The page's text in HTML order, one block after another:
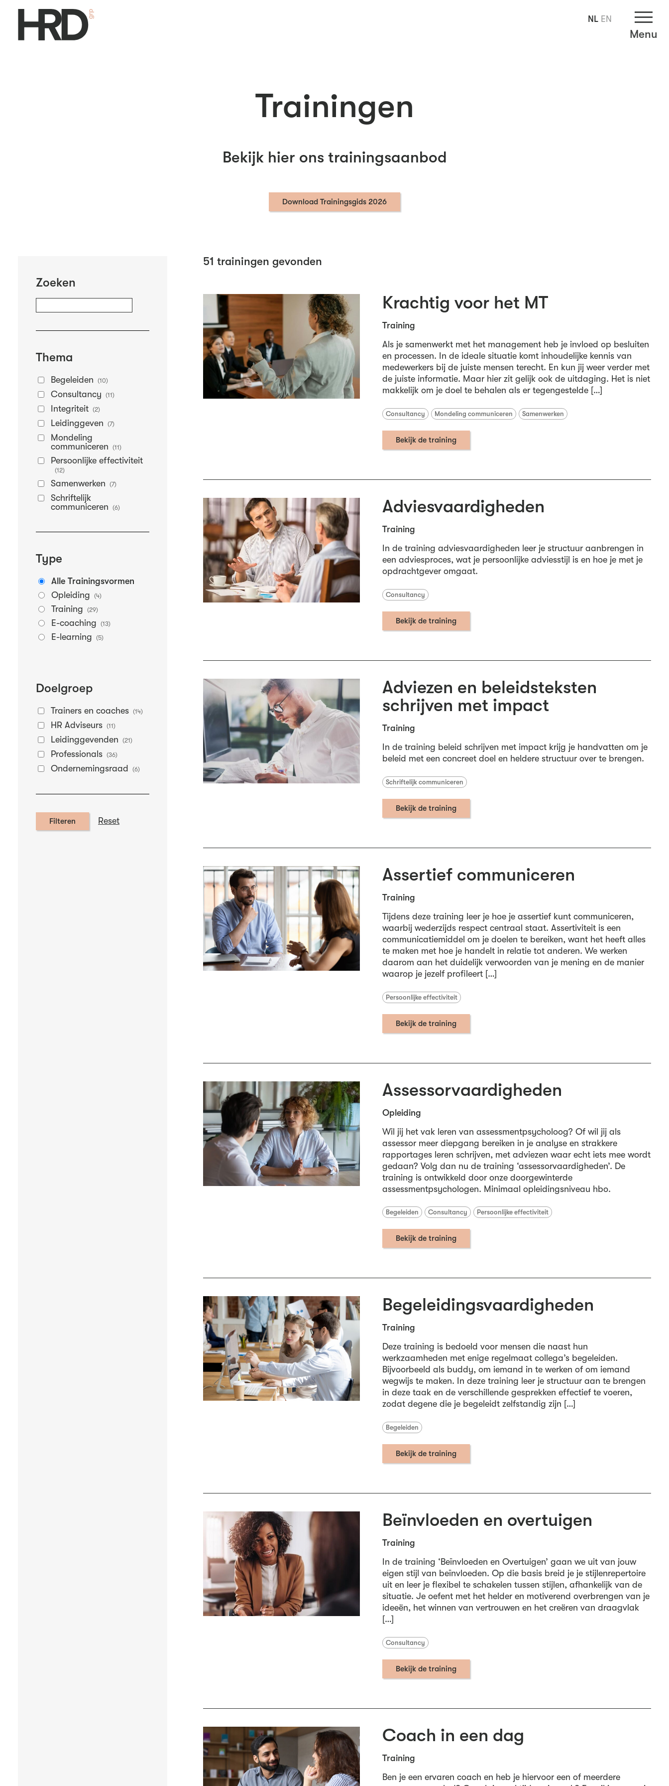
Menu
Trainingen
Bekijk hier ons trainingsaanbod
Download Trainingsgids 2026
Zoeken
Thema
Begeleiden (10)
Consultancy (11)
Integriteit (2)
Leidinggeven (7)
Mondeling
communiceren
(11)
Persoonlijke effectiviteit
(12)
Samenwerken (7)
Schriftelijk
communiceren
(6)
Type
Alle Trainingsvormen
Opleiding
(4)
Training (29)
E-coaching (13)
E-learning (5)
Doelgroep
Trainers en coaches (14)
HR Adviseurs (11)
Leidinggevenden (21)
Professionals (36)
Ondernemingsraad (6)
Reset
51 trainingen gevonden
Krachtig voor het MT
Training
Als je samenwerkt met het management heb je invloed op besluiten
en processen. In de ideale situatie komt inhoudelijke kennis van
medewerkers bij de juiste mensen terecht. En kun jij weer verder met
de juiste informatie. Maar hier zit gelijk ook de uitdaging. Het is niet
makkelijk om je doel te behalen als er tegengestelde […]
Consultancy Mondeling communiceren Samenwerken
Bekijk de training
Adviesvaardigheden
Training
In de training adviesvaardigheden leer je structuur aanbrengen in
een adviesproces, wat je persoonlijke adviesstijl is en hoe je met je
opdrachtgever omgaat.
Consultancy
Bekijk de training
Adviezen en beleidsteksten
schrijven met impact
Training
In de training beleid schrijven met impact krijg je handvatten om je
beleid met een concreet doel en heldere structuur over te brengen.
Schriftelijk communiceren
Bekijk de training
Assertief communiceren
Training
Tijdens deze training leer je hoe je assertief kunt communiceren,
waarbij wederzijds respect centraal staat. Assertiviteit is een
communicatiemiddel om je doelen te bereiken, want het heeft alles
te maken met hoe je handelt in relatie tot anderen. We werken
daarom aan het duidelijk verwoorden van je mening en de manier
waarop je jezelf profileert […]
Persoonlijke effectiviteit
Bekijk de training
Assessorvaardigheden
Opleiding
Wil jij het vak leren van assessmentpsycholoog? Of wil jij als
assessor meer diepgang bereiken in je analyse en strakkere
rapportages leren schrijven, met adviezen waar echt iets mee wordt
gedaan? Volg dan nu de training ‘assessorvaardigheden’. De
training is ontwikkeld door onze doorgewinterde
assessmentpsychologen. Minimaal opleidingsniveau hbo.
Begeleiden Consultancy Persoonlijke effectiviteit
Bekijk de training
Begeleidingsvaardigheden
Training
Deze training is bedoeld voor mensen die naast hun
werkzaamheden met enige regelmaat collega’s begeleiden.
Bijvoorbeeld als buddy, om iemand in te werken of om iemand
wegwijs te maken. In deze training leer je structuur aan te brengen
in deze taak en de verschillende gesprekken effectief te voeren,
zodat degene die je begeleidt zelfstandig zijn […]
Begeleiden
Bekijk de training
Beïnvloeden en overtuigen
Training
In de training ‘Beïnvloeden en Overtuigen’ gaan we uit van jouw
eigen stijl van beïnvloeden. Op die basis breid je je stijlenrepertoire
uit en leer je flexibel te schakelen tussen stijlen, afhankelijk van de
situatie. Je oefent met het helder en motiverend overbrengen van je
ideeën, het winnen van vertrouwen en het creëren van draagvlak
[…]
Consultancy
Bekijk de training
Coach in een dag
Training
Ben je een ervaren coach en heb je hiervoor een of meerdere
NL EN